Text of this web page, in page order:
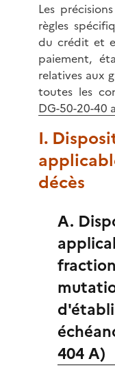
Les
règles
du crédit et
paiement,
relatives aux
toutes les
DG-50-20-40
I.
décès
A.
404 A)